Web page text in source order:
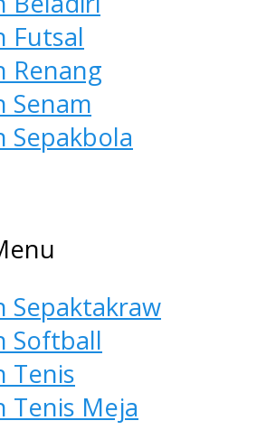
Futsal
Renang
Senam
Sepakbola
Alat Olahraga
Sepaktakraw
Softball
Tenis
Tenis Meja